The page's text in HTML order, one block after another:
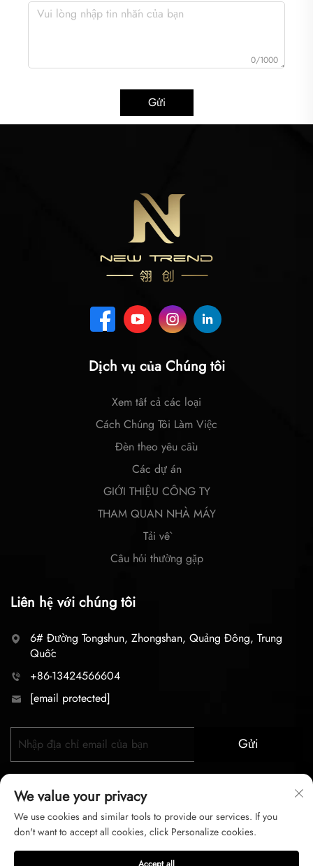
0/1000
Gửi
Dịch vụ của Chúng tôi
Xem tất cả các loại
Cách Chúng Tôi Làm Việc
Đèn theo yêu cầu
Các dự án
GIỚI THIỆU CÔNG TY
THAM QUAN NHÀ MÁY
Tải về
Câu hỏi thường gặp
Liên hệ với chúng tôi
6# Đường Tongshun, Zhongshan, Quảng Đông, Trung
Quốc
+86-13424566604
[email protected]
Gửi
Bản quyền © 2026 zhongshan LC lighting Co.,LTD. Mọi
We value your privacy
We use cookies and similar tools to provide our services. If you
don't want to accept all cookies, click Personalize cookies.